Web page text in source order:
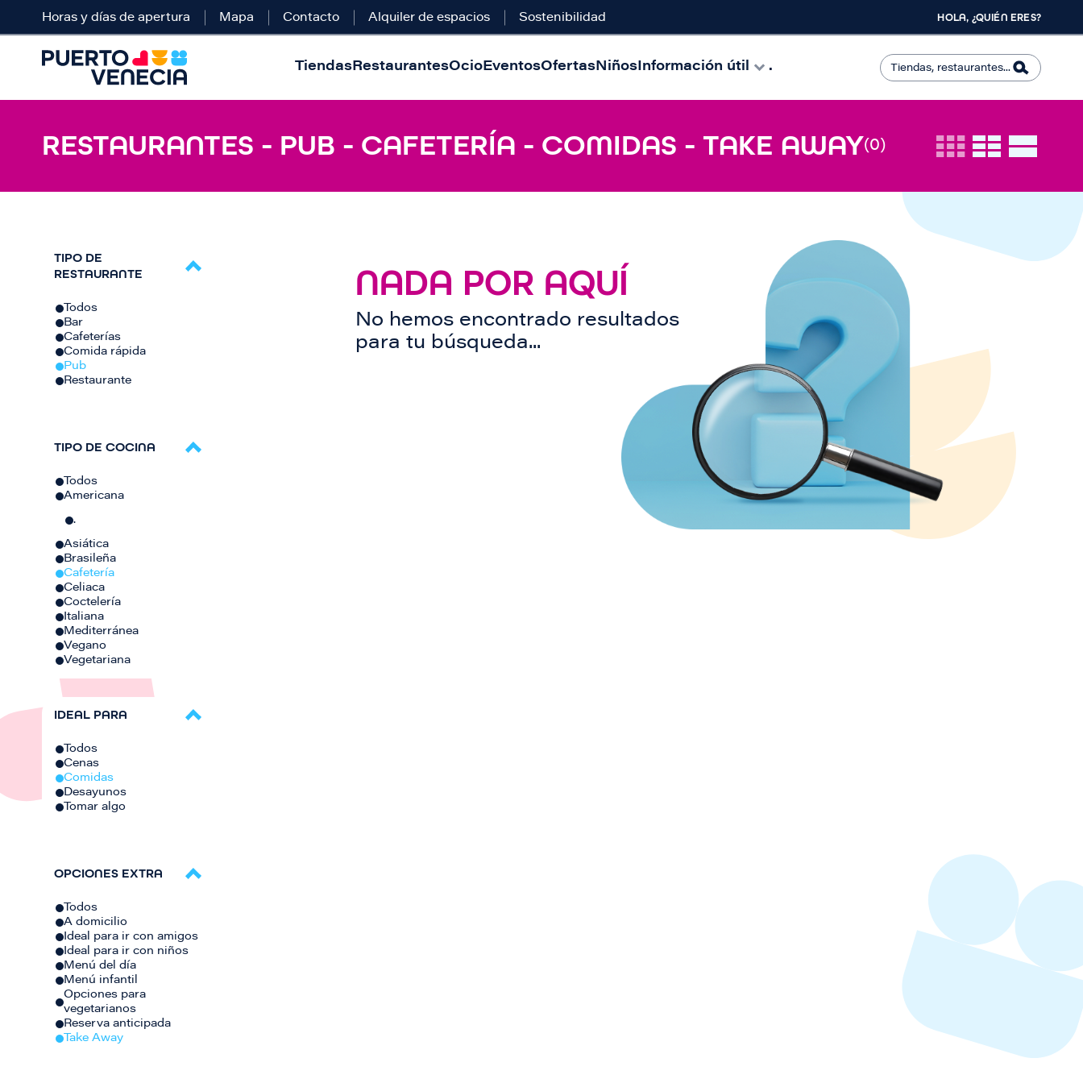
Horas y días de apertura Mapa Contacto Alquiler de espacios Sostenibilidad HOLA, ¿QUIÉN ERES?
TiendasRestaurantesOcioEventosOfertasNiñosInformación útil .
RESTAURANTES - PUB - CAFETERÍA - COMIDAS - TAKE AWAY(0)
TIPO DE
RESTAURANTE
Todos
Bar
Cafeterías
Comida rápida
Pub
Restaurante
TIPO DE COCINA
Todos
Americana
.
Asiática
Brasileña
Cafetería
Celiaca
Coctelería
Italiana
Mediterránea
Vegano
Vegetariana
IDEAL PARA
Todos
Cenas
Comidas
Desayunos
Tomar algo
OPCIONES EXTRA
Todos
A domicilio
Ideal para ir con amigos
Ideal para ir con niños
Menú del día
Menú infantil
Opciones para
vegetarianos
Reserva anticipada
Take Away
NADA POR AQUÍ
No hemos encontrado resultados
para tu búsqueda...